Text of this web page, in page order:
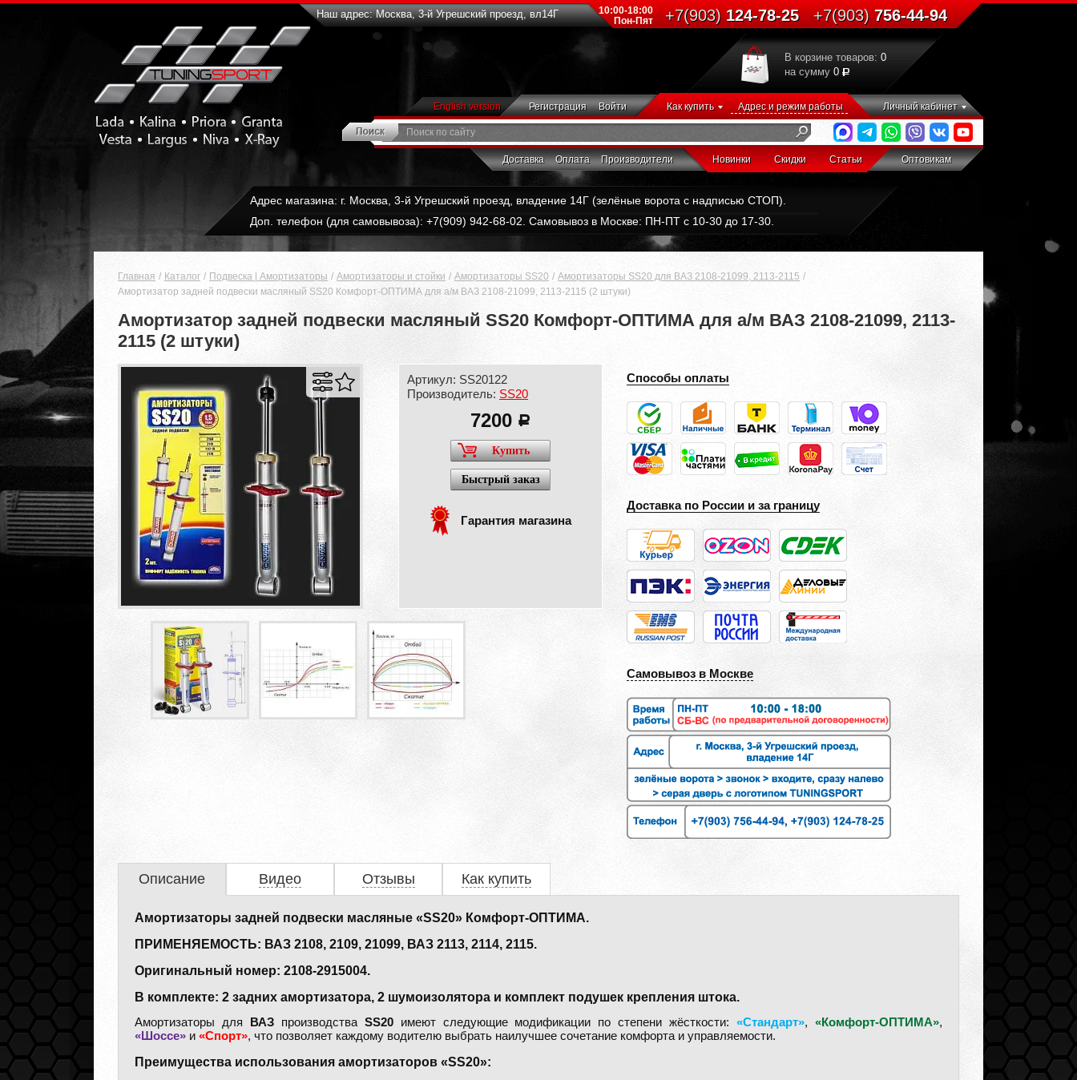
Наш адрес: Москва, 3-й Угрешский проезд, вл14Г
10:00-18:00
Пон-Пят
+7(903)124-78-25 +7(903)756-44-94
В корзине товаров: 0
на сумму 0
English version Регистрация Войти Как купить Адрес и режим работы Личный кабинет
Доставка Оплата Производители Новинки Скидки Статьи Оптовикам
Адрес магазина: г. Москва, 3-й Угрешский проезд, владение 14Г (зелёные ворота с надписью СТОП).
Доп. телефон (для самовывоза): +7(909) 942-68-02. Самовывоз в Москве: ПН-ПТ с 10-30 до 17-30.
Главная Каталог Подвеска | Амортизаторы Амортизаторы и стойки Амортизаторы SS20
Амортизаторы SS20 для ВАЗ 2108-21099, 2113-2115
Амортизатор задней подвески масляный SS20 Комфорт-ОПТИМА для а/м ВАЗ 2108-21099, 2113-2115 (2 штуки)
Амортизатор задней подвески масляный SS20 Комфорт-ОПТИМА для а/м ВАЗ 2108-21099, 2113-
2115 (2 штуки)
Артикул: SS20122
Производитель: SS20
7200 a
Купить
Быстрый заказ
Гарантия магазина
Способы оплаты
Доставка по России и за границу
Самовывоз в Москве
Описание Видео Отзывы Как купить
Амортизаторы задней подвески масляные «SS20» Комфорт-ОПТИМА.
ПРИМЕНЯЕМОСТЬ: ВАЗ 2108, 2109, 21099, ВАЗ 2113, 2114, 2115.
Оригинальный номер: 2108-2915004.
В комплекте: 2 задних амортизатора, 2 шумоизолятора и комплект подушек крепления штока.
Амортизаторы для ВАЗпроизводства SS20 имеют следующие модификации по степени жёсткости:«Стандарт»,«Комфорт-ОПТИМА»,
«Шоссе» и «Спорт», что позволяет каждому водителю выбрать наилучшее сочетание комфорта и управляемости.
Преимущества использования амортизаторов «SS20»: